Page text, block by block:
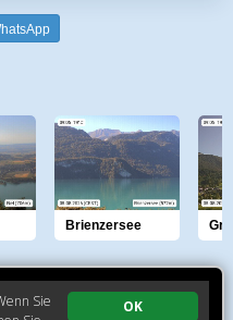
Brienzersee